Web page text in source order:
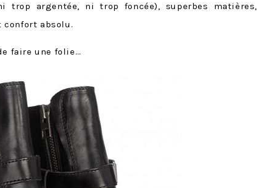
trop argentée, ni trop foncée), superbes matières,
confort absolu.
faire une folie…